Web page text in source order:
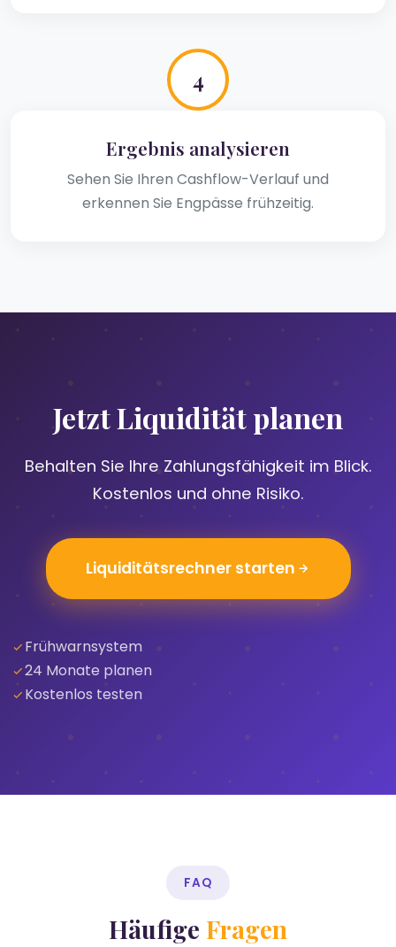
4
Ergebnis analysieren
Sehen Sie Ihren Cashflow-Verlauf und
erkennen Sie Engpässe frühzeitig.
Jetzt Liquidität planen
Behalten Sie Ihre Zahlungsfähigkeit im Blick.
Kostenlos und ohne Risiko.
Liquiditätsrechner starten
Frühwarnsystem
24 Monate planen
Kostenlos testen
FAQ
Häufige Fragen